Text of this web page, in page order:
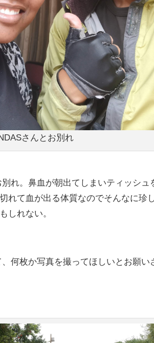
さんとお別れ
れ。鼻血が朝出てしまいティッシュ
れて血が出る体質なのでそんなに珍
しれない。
何枚か写真を撮ってほしいとお願い